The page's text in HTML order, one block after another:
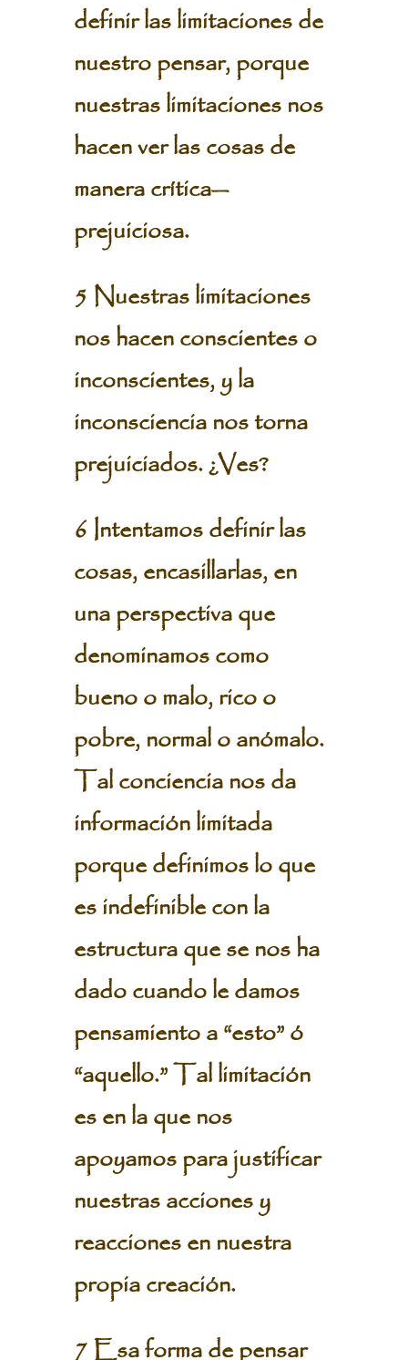
definir las limitaciones de
nuestro pensar, porque
nuestras limitaciones nos
hacen ver las cosas de
manera crítica—
prejuiciosa.
5 Nuestras limitaciones
nos hacen conscientes o
inconscientes, y la
inconsciencia nos torna
prejuiciados. ¿Ves?
6 Intentamos definir las
cosas, encasillarlas, en
una perspectiva que
denominamos como
bueno o malo, rico o
pobre, normal o anómalo.
Tal conciencia nos da
información limitada
porque definimos lo que
es indefinible con la
estructura que se nos ha
dado cuando le damos
pensamiento a “esto” ó
“aquello.” Tal limitación
es en la que nos
apoyamos para justificar
nuestras acciones y
reacciones en nuestra
propia creación.
7 Esa forma de pensar